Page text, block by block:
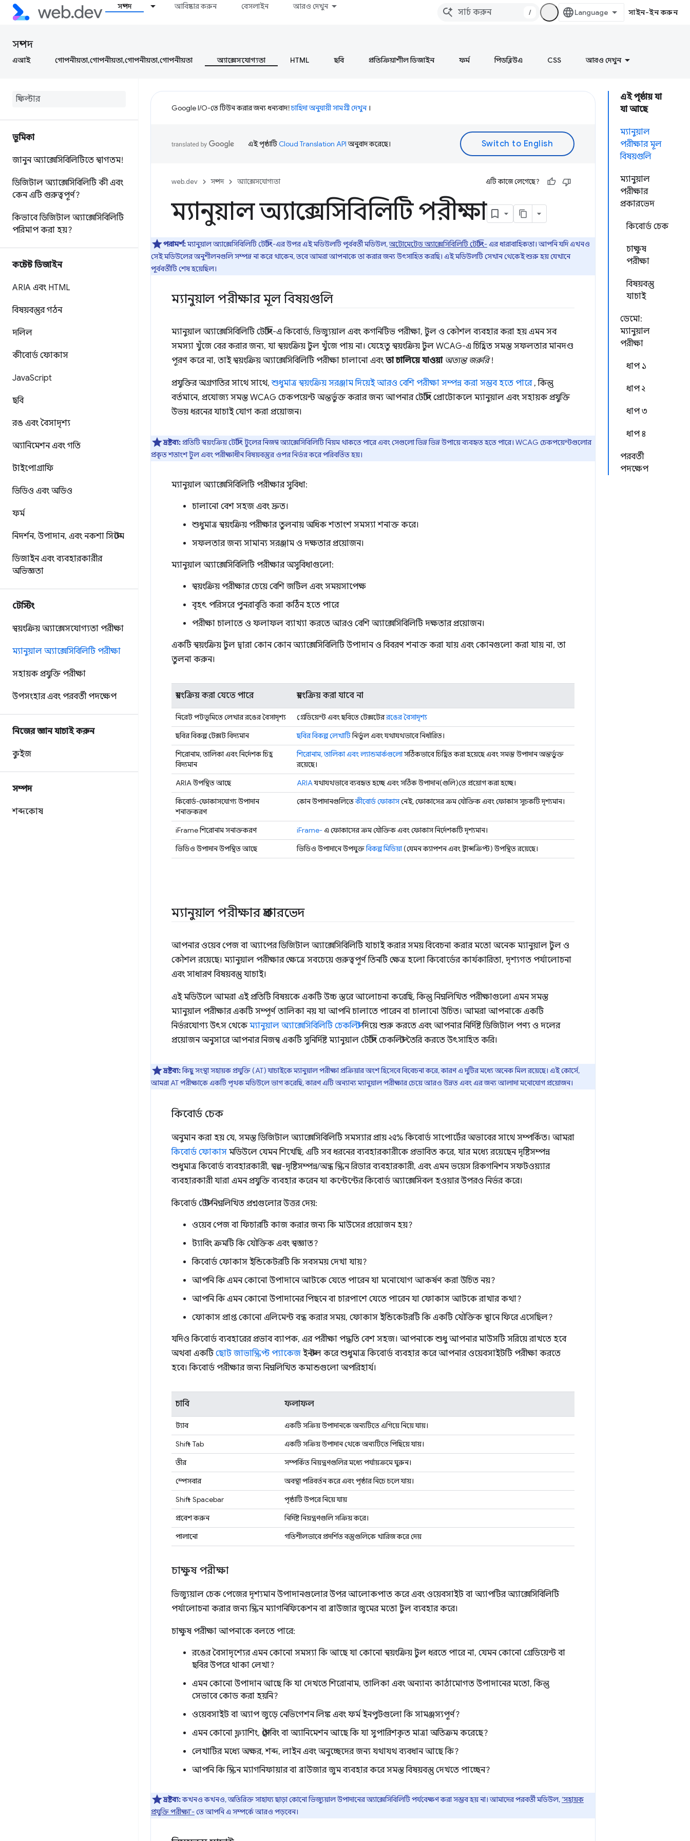
সম্পদ আবিষ্কার করুন বেসলাইন আরও দেখুন
/ সাইন-ইন করুন
সম্পদ
এআই গোপনীয়তা,গোপনীয়তা,গোপনীয়তা,গোপনীয়তা অ্যাক্সেসযোগ্যতা HTML ছবি প্রতিক্রিয়াশীল ডিজাইন ফর্ম পিডব্লিউএ CSS আরও দেখুন
ভূমিকা
জানুন অ্যাক্সেসিবিলিটিতে স্বাগতম!
ডিজিটাল অ্যাক্সেসিবিলিটি কী এবং
কেন এটি গুরুত্বপূর্ণ?
কিভাবে ডিজিটাল অ্যাক্সেসিবিলিটি
পরিমাপ করা হয়?
কন্টেন্ট ডিজাইন
ARIA এবং HTML
বিষয়বস্তুর গঠন
দলিল
কীবোর্ড ফোকাস
JavaScript
ছবি
রঙ এবং বৈসাদৃশ্য
অ্যানিমেশন এবং গতি
টাইপোগ্রাফি
ভিডিও এবং অডিও
ফর্ম
নিদর্শন, উপাদান, এবং নকশা সিস্টেম
ডিজাইন এবং ব্যবহারকারীর
অভিজ্ঞতা
টেস্টিং
স্বয়ংক্রিয় অ্যাক্সেসযোগ্যতা পরীক্ষা
ম্যানুয়াল অ্যাক্সেসিবিলিটি পরীক্ষা
সহায়ক প্রযুক্তি পরীক্ষা
উপসংহার এবং পরবর্তী পদক্ষেপ
নিজের জ্ঞান যাচাই করুন
কুইজ
সম্পদ
শব্দকোষ
এই পৃষ্ঠায় যা
যা আছে
ম্যানুয়াল
পরীক্ষার মূল
বিষয়গুলি
ম্যানুয়াল
পরীক্ষার
প্রকারভেদ
কিবোর্ড চেক
চাক্ষুষ
পরীক্ষা
বিষয়বস্তু
যাচাই
ডেমো:
ম্যানুয়াল
পরীক্ষা
ধাপ ১
ধাপ ২
ধাপ ৩
ধাপ ৪
পরবর্তী
পদক্ষেপ
Google I/O-তে টিউন করার জন্য ধন্যবাদ!চাহিদা অনুযায়ী সামগ্রী দেখুন।
এই পৃষ্ঠাটিCloud Translation APIঅনুবাদ করেছে।
web.dev সম্পদ অ্যাক্সেসযোগ্যতা এটি কাজে লেগেছে?
ম্যানুয়াল অ্যাক্সেসিবিলিটি পরীক্ষা
পরামর্শ:ম্যানুয়াল অ্যাক্সেসিবিলিটি টেস্টিং-এর উপর এই মডিউলটি পূর্ববর্তী মডিউল,অটোমেটেড অ্যাক্সেসিবিলিটি টেস্টিং-এর ধারাবাহিকতা। আপনি যদি এখনও
সেই মডিউলের অনুশীলনগুলি সম্পন্ন না করে থাকেন, তবে আমরা আপনাকে তা করার জন্য উৎসাহিত করছি। এই মডিউলটি সেখান থেকেই শুরু হয় যেখানে
পূর্ববর্তীটি শেষ হয়েছিল।
ম্যানুয়াল পরীক্ষার মূল বিষয়গুলি
ম্যানুয়াল অ্যাক্সেসিবিলিটি টেস্টিং-এ কিবোর্ড, ভিজ্যুয়াল এবং কগনিটিভ পরীক্ষা, টুল ও কৌশল ব্যবহার করা হয় এমন সব
সমস্যা খুঁজে বের করার জন্য, যা স্বয়ংক্রিয় টুল খুঁজে পায় না। যেহেতু স্বয়ংক্রিয় টুল WCAG-এ চিহ্নিত সমস্ত সফলতার মানদণ্ড
পূরণ করে না, তাই স্বয়ংক্রিয় অ্যাক্সেসিবিলিটি পরীক্ষা চালানো এবং তা চালিয়ে যাওয়া অত্যন্ত জরুরি!
প্রযুক্তির অগ্রগতির সাথে সাথে, শুধুমাত্র স্বয়ংক্রিয় সরঞ্জাম দিয়েই আরও বেশি পরীক্ষা সম্পন্ন করা সম্ভব হতে পারে, কিন্তু
বর্তমানে, প্রযোজ্য সমস্ত WCAG চেকপয়েন্ট অন্তর্ভুক্ত করার জন্য আপনার টেস্টিং প্রোটোকলে ম্যানুয়াল এবং সহায়ক প্রযুক্তি
উভয় ধরনের যাচাই যোগ করা প্রয়োজন।
দ্রষ্টব্য:প্রতিটি স্বয়ংক্রিয় টেস্টিং টুলের নিজস্ব অ্যাক্সেসিবিলিটি নিয়ম থাকতে পারে এবং সেগুলো ভিন্ন ভিন্ন উপায়ে ব্যবহৃত হতে পারে। WCAG চেকপয়েন্টগুলোর
প্রকৃত শতাংশ টুল এবং পরীক্ষাধীন বিষয়বস্তুর ওপর নির্ভর করে পরিবর্তিত হয়।
ম্যানুয়াল অ্যাক্সেসিবিলিটি পরীক্ষার সুবিধা:
চালানো বেশ সহজ এবং দ্রুত।
শুধুমাত্র স্বয়ংক্রিয় পরীক্ষার তুলনায় অধিক শতাংশ সমস্যা শনাক্ত করে।
সফলতার জন্য সামান্য সরঞ্জাম ও দক্ষতার প্রয়োজন।
ম্যানুয়াল অ্যাক্সেসিবিলিটি পরীক্ষার অসুবিধাগুলো:
স্বয়ংক্রিয় পরীক্ষার চেয়ে বেশি জটিল এবং সময়সাপেক্ষ
বৃহৎ পরিসরে পুনরাবৃত্তি করা কঠিন হতে পারে
পরীক্ষা চালাতে ও ফলাফল ব্যাখ্যা করতে আরও বেশি অ্যাক্সেসিবিলিটি দক্ষতার প্রয়োজন।
একটি স্বয়ংক্রিয় টুল দ্বারা কোন কোন অ্যাক্সেসিবিলিটি উপাদান ও বিবরণ শনাক্ত করা যায় এবং কোনগুলো করা যায় না, তা
তুলনা করুন।
স্বয়ংক্রিয় করা যেতে পারে স্বয়ংক্রিয় করা যাবে না
নিরেট পটভূমিতে লেখার রঙের বৈসাদৃশ্য গ্রেডিয়েন্ট এবং ছবিতে টেক্সটেররঙের বৈসাদৃশ্য
ছবির বিকল্প টেক্সট বিদ্যমান
ছবির বিকল্প লেখাটিনির্ভুল এবং যথাযথভাবে নির্ধারিত।
শিরোনাম, তালিকা এবং নির্দেশক চিহ্ন
বিদ্যমান
শিরোনাম, তালিকা এবং ল্যান্ডমার্কগুলোসঠিকভাবে চিহ্নিত করা হয়েছে এবং সমস্ত উপাদান অন্তর্ভুক্ত
রয়েছে।
ARIA উপস্থিত আছে
ARIAযথাযথভাবে ব্যবহৃত হচ্ছে এবং সঠিক উপাদান(গুলি)তে প্রয়োগ করা হচ্ছে।
কিবোর্ড-ফোকাসযোগ্য উপাদান
শনাক্তকরণ
কোন উপাদানগুলিতেকীবোর্ড ফোকাসনেই, ফোকাসের ক্রম যৌক্তিক এবং ফোকাস সূচকটি দৃশ্যমান।
iFrame শিরোনাম সনাক্তকরণ iFrame-এ ফোকাসের ক্রম যৌক্তিক এবং ফোকাস নির্দেশকটি দৃশ্যমান।
ভিডিও উপাদান উপস্থিত আছে
ভিডিও উপাদানে উপযুক্তবিকল্প মিডিয়া(যেমন ক্যাপশন এবং ট্রান্সক্রিপ্ট) উপস্থিত রয়েছে।
ম্যানুয়াল পরীক্ষার প্রকারভেদ
আপনার ওয়েব পেজ বা অ্যাপের ডিজিটাল অ্যাক্সেসিবিলিটি যাচাই করার সময় বিবেচনা করার মতো অনেক ম্যানুয়াল টুল ও
কৌশল রয়েছে। ম্যানুয়াল পরীক্ষার ক্ষেত্রে সবচেয়ে গুরুত্বপূর্ণ তিনটি ক্ষেত্র হলো কিবোর্ডের কার্যকারিতা, দৃশ্যগত পর্যালোচনা
এবং সাধারণ বিষয়বস্তু যাচাই।
এই মডিউলে আমরা এই প্রতিটি বিষয়কে একটি উচ্চ স্তরে আলোচনা করেছি, কিন্তু নিম্নলিখিত পরীক্ষাগুলো এমন সমস্ত
ম্যানুয়াল পরীক্ষার একটি সম্পূর্ণ তালিকা নয় যা আপনি চালাতে পারেন বা চালানো উচিত। আমরা আপনাকে একটি
নির্ভরযোগ্য উৎস থেকেম্যানুয়াল অ্যাক্সেসিবিলিটি চেকলিস্টদিয়ে শুরু করতে এবং আপনার নির্দিষ্ট ডিজিটাল পণ্য ও দলের
প্রয়োজন অনুসারে আপনার নিজস্ব একটি সুনির্দিষ্ট ম্যানুয়াল টেস্টিং চেকলিস্ট তৈরি করতে উৎসাহিত করি।
দ্রষ্টব্য:কিছু সংস্থা সহায়ক প্রযুক্তি (AT) যাচাইকে ম্যানুয়াল পরীক্ষা প্রক্রিয়ার অংশ হিসেবে বিবেচনা করে, কারণ এ দুটির মধ্যে অনেক মিল রয়েছে। এই কোর্সে,
আমরা AT পরীক্ষাকে একটি পৃথক মডিউলে ভাগ করেছি, কারণ এটি অন্যান্য ম্যানুয়াল পরীক্ষার চেয়ে আরও উন্নত এবং এর জন্য আলাদা মনোযোগ প্রয়োজন।
কিবোর্ড চেক
অনুমান করা হয় যে, সমস্ত ডিজিটাল অ্যাক্সেসিবিলিটি সমস্যার প্রায় ২৫% কিবোর্ড সাপোর্টের অভাবের সাথে সম্পর্কিত। আমরা
কিবোর্ড ফোকাস মডিউলে যেমন শিখেছি, এটি সব ধরনের ব্যবহারকারীকে প্রভাবিত করে, যার মধ্যে রয়েছেন দৃষ্টিসম্পন্ন
শুধুমাত্র কিবোর্ড ব্যবহারকারী, স্বল্প-দৃষ্টিসম্পন্ন/অন্ধ স্ক্রিন রিডার ব্যবহারকারী, এবং এমন ভয়েস রিকগনিশন সফটওয়্যার
ব্যবহারকারী যারা এমন প্রযুক্তি ব্যবহার করেন যা কন্টেন্টের কিবোর্ড অ্যাক্সেসিবল হওয়ার উপরও নির্ভর করে।
কিবোর্ড টেস্ট নিম্নলিখিত প্রশ্নগুলোর উত্তর দেয়:
ওয়েব পেজ বা ফিচারটি কাজ করার জন্য কি মাউসের প্রয়োজন হয়?
ট্যাবিং ক্রমটি কি যৌক্তিক এবং স্বজ্ঞাত?
কিবোর্ড ফোকাস ইন্ডিকেটরটি কি সবসময় দেখা যায়?
আপনি কি এমন কোনো উপাদানে আটকে যেতে পারেন যা মনোযোগ আকর্ষণ করা উচিত নয়?
আপনি কি এমন কোনো উপাদানের পিছনে বা চারপাশে যেতে পারেন যা ফোকাস আটকে রাখার কথা?
ফোকাস প্রাপ্ত কোনো এলিমেন্ট বন্ধ করার সময়, ফোকাস ইন্ডিকেটরটি কি একটি যৌক্তিক স্থানে ফিরে এসেছিল?
যদিও কিবোর্ড ব্যবহারের প্রভাব ব্যাপক, এর পরীক্ষা পদ্ধতি বেশ সহজ। আপনাকে শুধু আপনার মাউসটি সরিয়ে রাখতে হবে
অথবা একটিছোট জাভাস্ক্রিপ্ট প্যাকেজ ইনস্টল করে শুধুমাত্র কিবোর্ড ব্যবহার করে আপনার ওয়েবসাইটটি পরীক্ষা করতে
হবে। কিবোর্ড পরীক্ষার জন্য নিম্নলিখিত কমান্ডগুলো অপরিহার্য।
চাবি ফলাফল
ট্যাব
একটি সক্রিয় উপাদানকে অন্যটিতে এগিয়ে নিয়ে যায়।
Shift + Tab
একটি সক্রিয় উপাদান থেকে অন্যটিতে পিছিয়ে যায়।
তীর
সম্পর্কিত নিয়ন্ত্রণগুলির মধ্যে পর্যায়ক্রমে ঘুরুন।
স্পেসবার
অবস্থা পরিবর্তন করে এবং পৃষ্ঠার নিচে চলে যায়।
Shift + Spacebar
পৃষ্ঠাটি উপরে নিয়ে যায়
প্রবেশ করুন
নির্দিষ্ট নিয়ন্ত্রণগুলি সক্রিয় করে।
পালানো
গতিশীলভাবে প্রদর্শিত বস্তুগুলিকে খারিজ করে দেয়
চাক্ষুষ পরীক্ষা
ভিজ্যুয়াল চেক পেজের দৃশ্যমান উপাদানগুলোর উপর আলোকপাত করে এবং ওয়েবসাইট বা অ্যাপটির অ্যাক্সেসিবিলিটি
পর্যালোচনা করার জন্য স্ক্রিন ম্যাগনিফিকেশন বা ব্রাউজার জুমের মতো টুল ব্যবহার করে।
চাক্ষুষ পরীক্ষা আপনাকে বলতে পারে:
রঙের বৈসাদৃশ্যের এমন কোনো সমস্যা কি আছে যা কোনো স্বয়ংক্রিয় টুল ধরতে পারে না, যেমন কোনো গ্রেডিয়েন্ট বা
ছবির উপরে থাকা লেখা?
এমন কোনো উপাদান আছে কি যা দেখতে শিরোনাম, তালিকা এবং অন্যান্য কাঠামোগত উপাদানের মতো, কিন্তু
সেভাবে কোড করা হয়নি?
ওয়েবসাইট বা অ্যাপ জুড়ে নেভিগেশন লিঙ্ক এবং ফর্ম ইনপুটগুলো কি সামঞ্জস্যপূর্ণ?
এমন কোনো ফ্ল্যাশিং, স্ট্রোবিং বা অ্যানিমেশন আছে কি যা সুপারিশকৃত মাত্রা অতিক্রম করেছে?
লেখাটির মধ্যে অক্ষর, শব্দ, লাইন এবং অনুচ্ছেদের জন্য যথাযথ ব্যবধান আছে কি?
আপনি কি স্ক্রিন ম্যাগনিফায়ার বা ব্রাউজার জুম ব্যবহার করে সমস্ত বিষয়বস্তু দেখতে পাচ্ছেন?
দ্রষ্টব্য:কখনও কখনও, অতিরিক্ত সাহায্য ছাড়া কোনো ভিজ্যুয়াল উপাদানের অ্যাক্সেসিবিলিটি পর্যবেক্ষণ করা সম্ভব হয় না। আমাদের পরবর্তী মডিউল, ‘সহায়ক
প্রযুক্তি পরীক্ষা’-তে আপনি এ সম্পর্কে আরও পড়বেন।